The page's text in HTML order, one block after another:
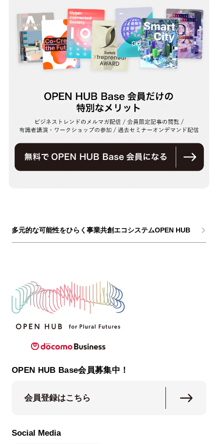
多元的な可能性をひらく事業共創エコシステムOPEN HUB
OPEN HUB Base会員募集中！
会員登録はこちら
Social Media